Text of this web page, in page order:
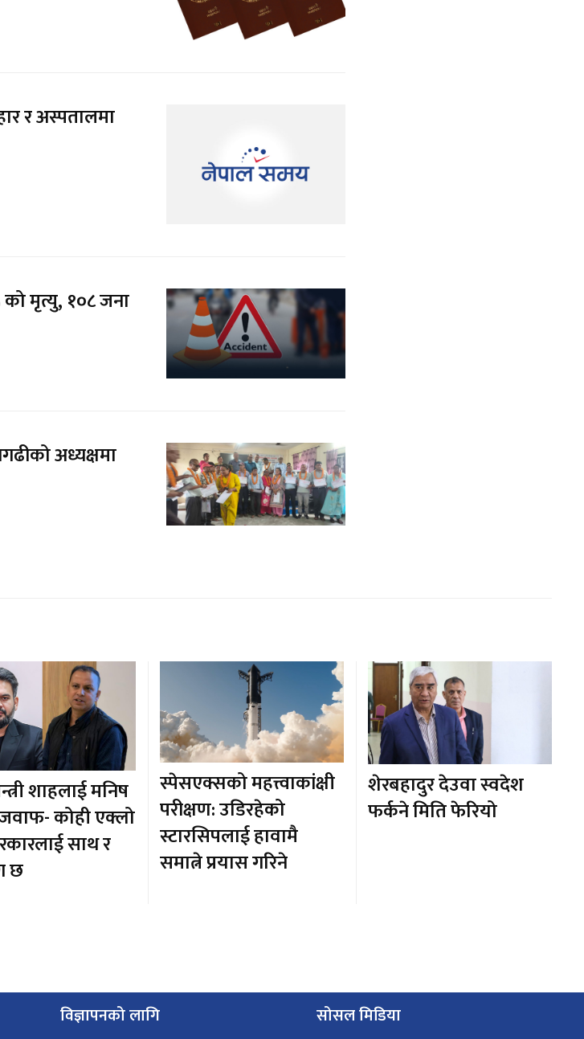
र अस्पतालमा
को मृत्यु, १०८ जना
अध्यक्षमा
शाहलाई मनिष
कोही एक्लो
साथ र
छ
स्पेसएक्सको महत्त्वाकांक्षी
परीक्षण: उडिरहेको
स्टारसिपलाई हावामै
समात्ने प्रयास गरिने
शेरबहादुर देउवा स्वदेश
फर्कने मिति फेरियो
विज्ञापनको लागि सोसल मिडिया